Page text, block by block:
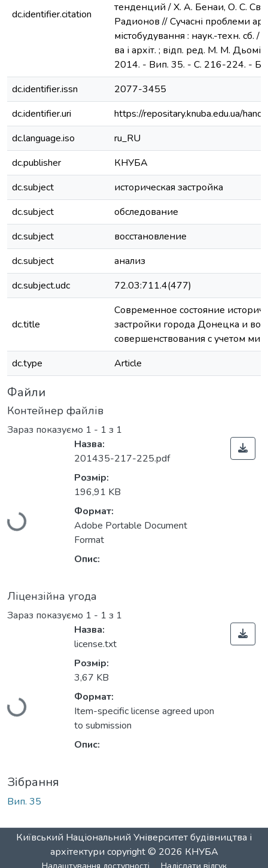
dc.identifier.citation
тенденций / Х. А. Бенаи, О. С.
Радионов // Сучасні проблеми
містобудування : наук.-техн. сб. /
ва і архіт. ; відп. ред. М. М.
2014. - Вип. 35. - С. 216-224. -
dc.identifier.issn
2077-3455
dc.identifier.uri
https://repositary.knuba.edu.ua/
dc.language.iso
ru_RU
dc.publisher
КНУБА
dc.subject
историческая застройка
dc.subject
обследование
dc.subject
восстановление
dc.subject
анализ
dc.subject.udc
72.03:711.4(477)
dc.title
Современное состояние
застройки города Донецка и
совершенствования с учетом
dc.type
Article
Файли
Контейнер файлів
Зараз показуємо 1 - 1 з 1
Вантажиться...
Назва:
201435-217-225.pdf
Розмір:
196,91 KB
Формат:
Adobe Portable Document
Format
Опис:
Ліцензійна угода
Зараз показуємо 1 - 1 з 1
Вантажиться...
Назва:
license.txt
Розмір:
3,67 KB
Формат:
Item-specific license agreed upon
to submission
Опис:
Зібрання
Вип. 35
Київський Національний Університет будівництва і
архітектури copyright © 2026 КНУБА